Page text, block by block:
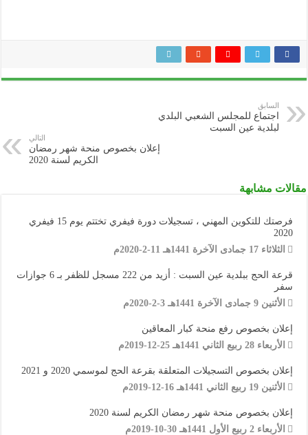
السابق
اجتماع للمجلس الشعبي البلدي
لبلدية عين السبت
التالي
إعلان بخصوص منحة شهر رمضان
الكريم لسنة 2020
مقالات مشابهة
فرصتك للتكوين المهني ، تسجيلات دورة فيفري تختتم يوم 15 فيفري
2020
الثلاثاء 17 جمادى الآخرة 1441هـ 11-2-2020م
قرعة الحج ببلدية عين السبت : أزيد من 222 مسجل للظفر بـ 6 جوازات
سفر
الأثنين 9 جمادى الآخرة 1441هـ 3-2-2020م
إعلان بخصوص رفع منحة كبار المعاقين
الأربعاء 28 ربيع الثاني 1441هـ 25-12-2019م
إعلان بخصوص التسجيلات المتعلقة بقرعة الحج لموسمي 2020 و 2021
الأثنين 19 ربيع الثاني 1441هـ 16-12-2019م
إعلان بخصوص منحة شهر رمضان الكريم لسنة 2020
الأربعاء 2 ربيع الأول 1441هـ 30-10-2019م